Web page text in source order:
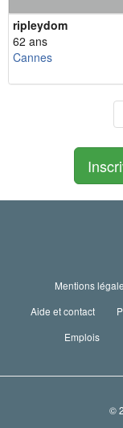
ripleydom
62 ans
Cannes
Mentions
Aide et contact
Emplois
©